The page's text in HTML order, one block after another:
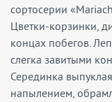
сортосерии
Цветки-корзинки,
концах побегов.
слегка завитыми
Серединка
напылением,